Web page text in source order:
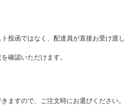
投函ではなく、配達員が直接お受け渡し
確認いただけます。
ますので、ご注文時にお選びください。